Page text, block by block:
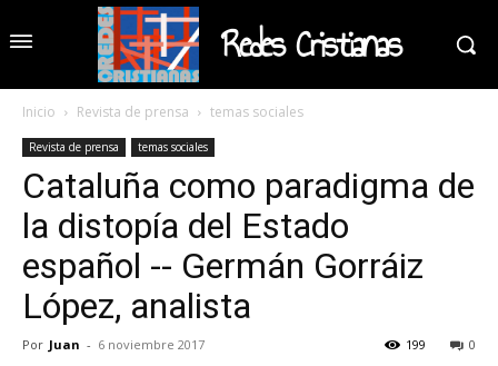
Redes Cristianas
Inicio Revista de prensa temas sociales
Revista de prensa temas sociales
Cataluña como paradigma de
la distopía del Estado
español -- Germán Gorráiz
López, analista
Por Juan - 6 noviembre 2017 0
199